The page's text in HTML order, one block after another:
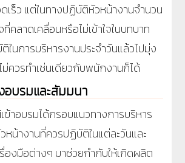
เร็ว แต่ในทางปฏิบัติหัวหน้างานจำนวน
ที่คลาดเคลื่อนหรือไม่เข้าใจในบทบาท
นการบริหารงานประจำวันแล้วไปมุ่ง
ม่ควรทำเช่นเดียวกับพนักงานก็ได้
บรมและสัมมนา
เข้าอบรมได้กรอบแนวทางการบริหาร
หน้างานที่ควรปฏิบัติในแต่ละวันและ
รื่องมือต่างๆ มาช่วยกำกับให้เกิดผลิต